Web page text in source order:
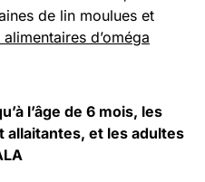
de lin moulues et
d’oméga
l’âge de 6 mois, les
allaitantes, et les adultes